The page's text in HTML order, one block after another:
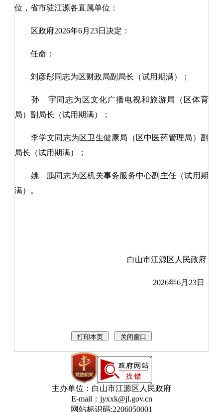
位，省市驻江源各直属单位：
区政府2026年6月 23日决定 ：
任命：
刘彦彤同志为区财政局副局长（试用期满）；
孙宇同志为区文化广播电视和旅游局（区体育
局）副局长（试用期满）；
李学文同志为区卫生健康局（区中医药管理局）副
局长（试用期满）；
姚 鹏同志为区机关事务服务中心副主任（试用期
满）。
白山市江源区人民政府
2026年6月 23日